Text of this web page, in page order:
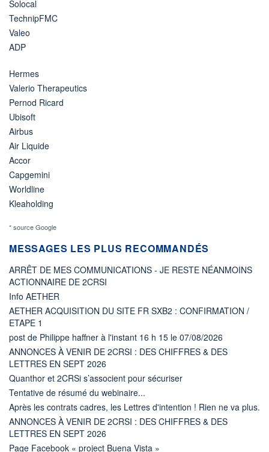
Solocal
TechnipFMC
Valeo
ADP
Hermes
Valerio Therapeutics
Pernod Ricard
Ubisoft
Airbus
Air Liquide
Accor
Capgemini
Worldline
Kleaholding
* source Google
MESSAGES LES PLUS RECOMMANDÉS
ARRÊT DE MES COMMUNICATIONS - JE RESTE NÉANMOINS
ACTIONNAIRE DE 2CRSI
Info AETHER
AETHER ACQUISITION DU SITE FR SXB2 : CONFIRMATION /
ETAPE 1
post de Philippe haffner à l'instant 16 h 15 le 07/08/2026
ANNONCES À VENIR DE 2CRSI : DES CHIFFRES & DES
LETTRES EN SEPT 2026
Quanthor et 2CRSi s’associent pour sécuriser
Tentative de résumé du webinaire...
Après les contrats cadres, les Lettres d'intention ! Rien ne va plus.
ANNONCES À VENIR DE 2CRSI : DES CHIFFRES & DES
LETTRES EN SEPT 2026
Page Facebook « project Buena Vista »